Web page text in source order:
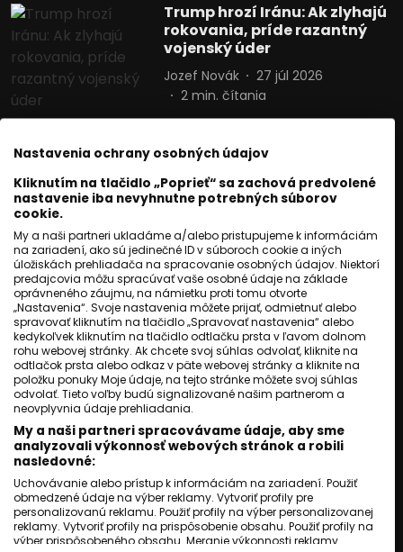
Trump hrozí Iránu: Ak zlyhajú
rokovania, príde razantný
vojenský úder
Jozef Novák
27 júl 2026
2 min. čítania
chlapcovi. Stratil sa pri
Huncovciach
Jozef Novák
27 júl 2026
min. čítania
Pápež Lev XIV. vyzval
mladých na zodpovedné
používanie AI
Jozef Novák
27 júl 2026
1 min. čítania
Zelenskyj: Rusko po voľbách
chystá novú vlnu mobilizácie
Jozef Novák
27 júl 2026
1 min. čítania
Ráž: Výstavba ďalšej etapy
košického obchvatu by sa
mohla začať o rok
Jozef Novák
26 júl 2026
min. čítania
Nastavenia ochrany osobných údajov
Kliknutím na tlačidlo „Poprieť“ sa zachová predvolené
nastavenie iba nevyhnutne potrebných súborov
cookie.
My a naši partneri ukladáme a/alebo pristupujeme k informáciám
na zariadení, ako sú jedinečné ID v súboroch cookie a iných
úložiskách prehliadača na spracovanie osobných údajov. Niektorí
predajcovia môžu spracúvať vaše osobné údaje na základe
oprávneného záujmu, na námietku proti tomu otvorte
„Nastavenia“. Svoje nastavenia môžete prijať, odmietnuť alebo
spravovať kliknutím na tlačidlo „Spravovať nastavenia“ alebo
kedykoľvek kliknutím na tlačidlo odtlačku prsta v ľavom dolnom
rohu webovej stránky. Ak chcete svoj súhlas odvolať, kliknite na
odtlačok prsta alebo odkaz v päte webovej stránky a kliknite na
položku ponuky Moje údaje, na tejto stránke môžete svoj súhlas
odvolať. Tieto voľby budú signalizované našim partnerom a
neovplyvnia údaje prehliadania.
My a naši partneri spracovávame údaje, aby sme
analyzovali výkonnosť webových stránok a robili
nasledovné:
Uchovávanie alebo prístup k informáciám na zariadení. Použiť
obmedzené údaje na výber reklamy. Vytvoriť profily pre
personalizovanú reklamu. Použiť profily na výber personalizovanej
reklamy. Vytvoriť profily na prispôsobenie obsahu. Použiť profily na
výber prispôsobeného obsahu. Meranie výkonnosti reklamy.